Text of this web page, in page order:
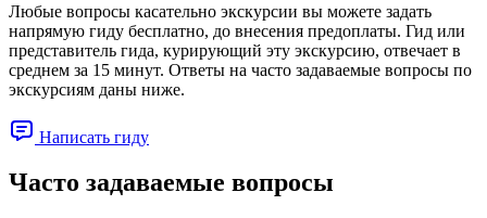
Любые вопросы касательно экскурсии вы можете задать
напрямую гиду бесплатно, до внесения предоплаты. Гид или
представитель гида, курирующий эту экскурсию, отвечает в
среднем за 15 минут. Ответы на часто задаваемые вопросы по
экскурсиям даны ниже.
Написать гиду
Часто задаваемые вопросы